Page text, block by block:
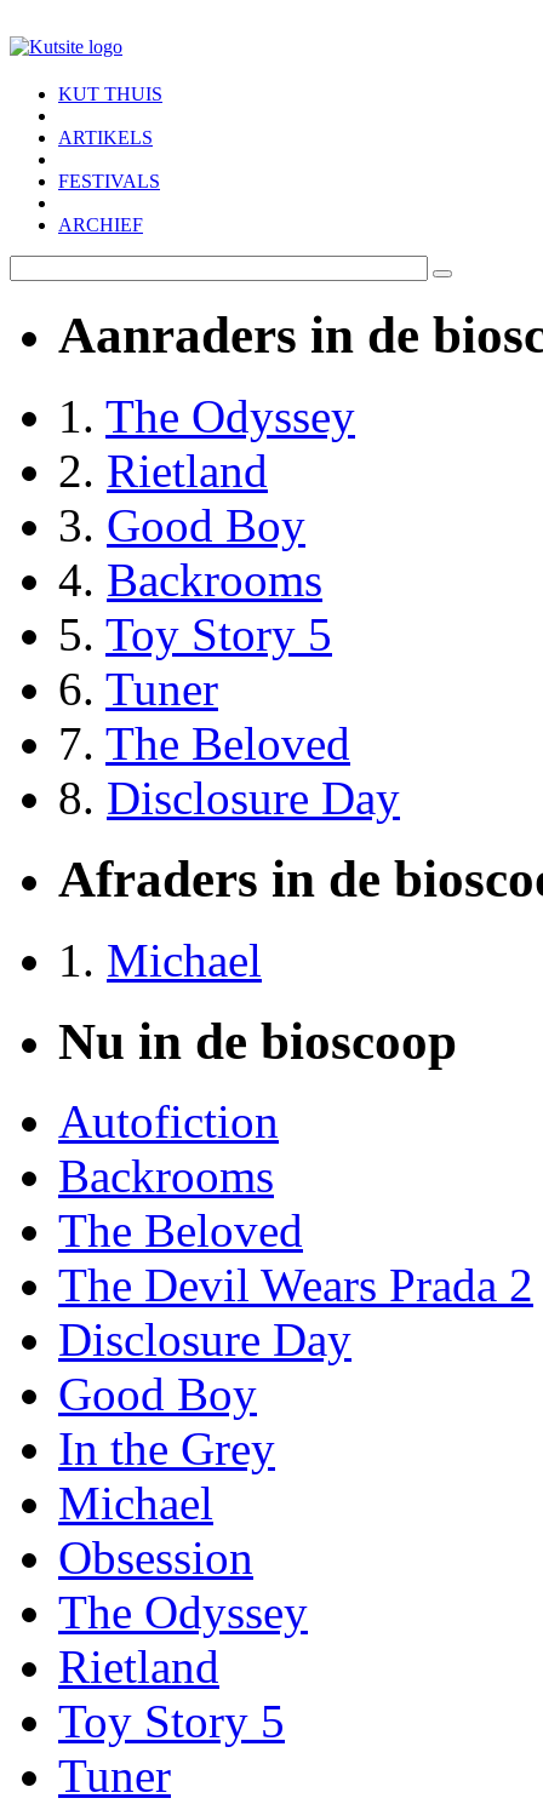
KUT THUIS
ARTIKELS
FESTIVALS
ARCHIEF
Aanraders in de
1. The Odyssey
2. Rietland
3. Good Boy
4. Backrooms
5. Toy Story 5
6. Tuner
7. The Beloved
8. Disclosure Day
Afraders in de
1. Michael
Nu in de bioscoop
Autofiction
Backrooms
The Beloved
The Devil Wears Prada 2
Disclosure Day
Good Boy
In the Grey
Michael
Obsession
The Odyssey
Rietland
Toy Story 5
Tuner